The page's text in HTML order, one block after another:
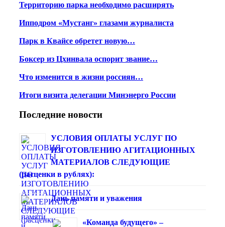
Территорию парка необходимо расширять
Ипподром «Мустанг» глазами журналиста
Парк в Квайсе обретет новую…
Боксер из Цхинвала оспорит звание…
Что изменится в жизни россиян…
Итоги визита делегации Минэнерго России
Последние новости
УСЛОВИЯ ОПЛАТЫ УСЛУГ ПО
ИЗГОТОВЛЕНИЮ АГИТАЦИОННЫХ
МАТЕРИАЛОВ СЛЕДУЮЩИЕ
(расценки в рублях):
Дань памяти и уважения
«Команда будущего» –